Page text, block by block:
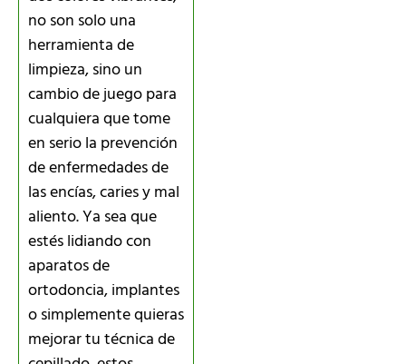
no son solo una
herramienta de
limpieza, sino un
cambio de juego para
cualquiera que tome
en serio la prevención
de enfermedades de
las encías, caries y mal
aliento. Ya sea que
estés lidiando con
aparatos de
ortodoncia, implantes
o simplemente quieras
mejorar tu técnica de